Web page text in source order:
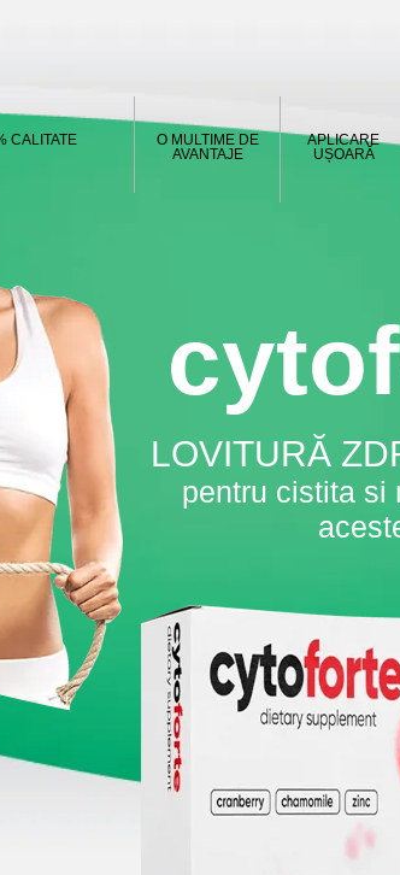
CALITATE
O MULTIME DE
AVANTAJE
APLICARE
UȘOARĂ
LOVITURĂ
pentru cistita si